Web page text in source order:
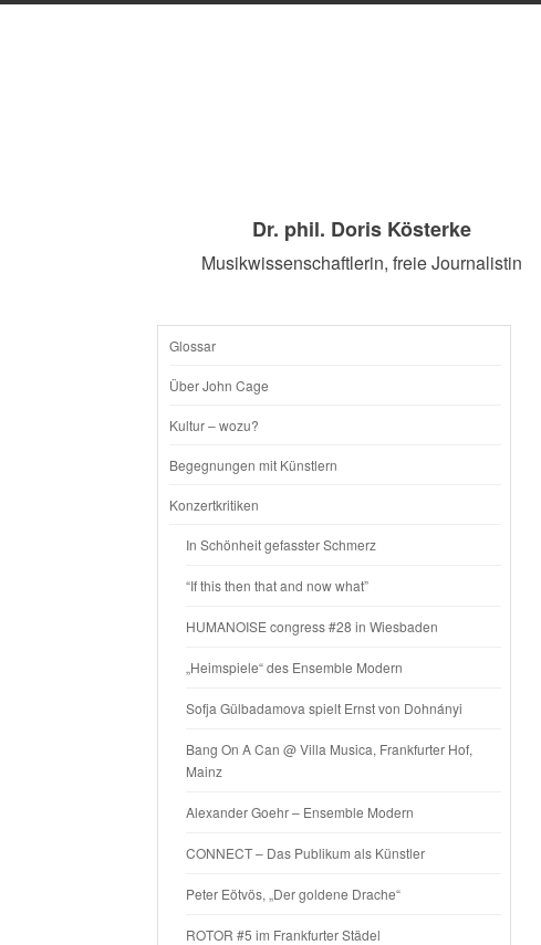
Dr. phil. Doris Kösterke
Musikwissenschaftlerin, freie Journalistin
SKIP
CONTENT
Glossar
Über John Cage
Kultur – wozu?
Begegnungen mit Künstlern
Konzertkritiken
In Schönheit gefasster Schmerz
“If this then that and now what”
HUMANOISE congress #28 in Wiesbaden
„Heimspiele“ des Ensemble Modern
Sofja Gülbadamova spielt Ernst von Dohnányi
Bang On A Can @ Villa Musica, Frankfurter Hof,
Mainz
Alexander Goehr – Ensemble Modern
CONNECT – Das Publikum als Künstler
Peter Eötvös, „Der goldene Drache“
ROTOR #5 im Frankfurter Städel